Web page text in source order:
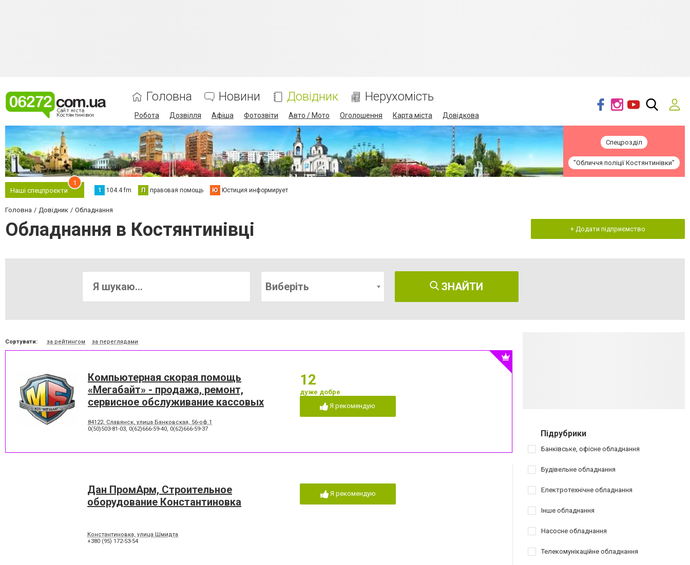
Головна Новини Довідник Нерухомість
Робота Дозвілля Афіша Фотозвіти Авто / Мото Оголошення Карта міста Довідкова
Спецрозділ
"Обличчя поліції Костянтинівки"
Наші спецпроєкти
1
1 104.4 fm П правовая помощь Ю Юстиция информирует
Головна Довідник Обладнання
Обладнання в Костянтинівці + Додати підприємство
Виберіть ЗНАЙТИ
Сортувати: за рейтингом за переглядами
Компьютерная скорая помощь
«Мегабайт» - продажа, ремонт,
сервисное обслуживание кассовых
в Славянске
84122, Славянск, улица Банковская, 56-оф.1
0(50)503-81-03, 0(62)666-59-40, 0(62)666-59-37
12
дуже добре
Я рекомендую
Дан ПромАрм, Строительное
оборудование Константиновка
Константиновка, улица Шмидта
+380 (95) 172-53-54
Я рекомендую
Підрубрики
Банківське, офісне обладнання
Будівельне обладнання
Електротехнічне обладнання
Інше обладнання
Насосне обладнання
Телекомунікаційне обладнання